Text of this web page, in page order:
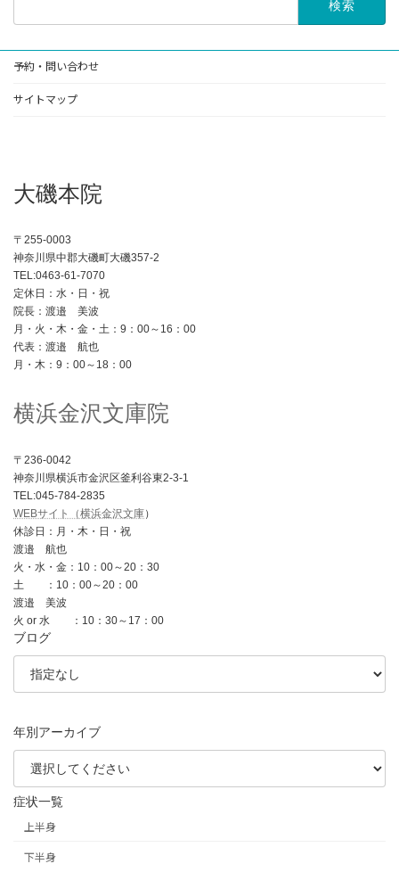
予約・問い合わせ
サイトマップ
大磯本院
〒255-0003
神奈川県中郡大磯町大磯357-2
TEL:0463-61-7070
定休日：水・日・祝
院長：渡邉 美波
月・火・木・金・土：9：00～16：00
代表：渡邉 航也
月・木：9：00～18：00
横浜金沢文庫院
〒236-0042
神奈川県横浜市金沢区釜利谷東2-3-1
TEL:045-784-2835
WEBサイト（横浜金沢文庫）
休診日：月・木・日・祝
渡邉 航也
火・水・金：10：00～20：30
土 ：10：00～20：00
渡邉 美波
火 or 水 ：10：30～17：00
ブログ
年別アーカイブ
症状一覧
上半身
下半身